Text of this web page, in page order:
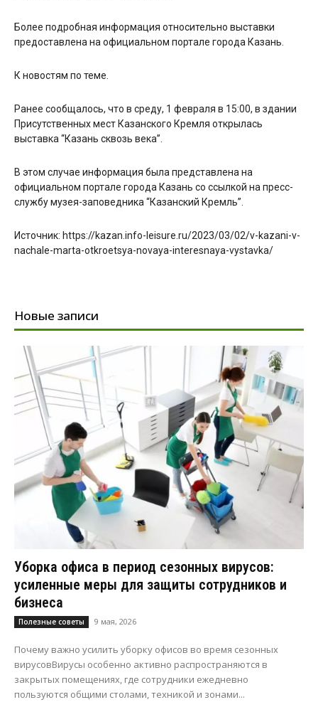
Более подробная информация относительно выставки
предоставлена на официальном портале города Казань.
К новостям по теме.
Ранее сообщалось, что в среду, 1 февраля в 15:00, в здании
Присутственных мест Казанского Кремля открылась
выставка “Казань сквозь века”.
В этом случае информация была представлена на
официальном портале города Казань со ссылкой на пресс-
службу музея-заповедника “Казанский Кремль”.
Источник: https://kazan.info-leisure.ru/2023/03/02/v-kazani-v-
nachale-marta-otkroetsya-novaya-interesnaya-vystavka/
Новые записи
Уборка офиса в период сезонных вирусов:
усиленные меры для защиты сотрудников и
бизнеса
Полезные советы 9 мая, 2026
Почему важно усилить уборку офисов во время сезонных
вирусовВирусы особенно активно распространяются в
закрытых помещениях, где сотрудники ежедневно
пользуются общими столами, техникой и зонами...